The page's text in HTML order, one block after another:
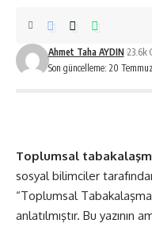
Son güncelleme: 20
Ahmet Taha AYDIN 23.6k
Toplumsal
sosyal bilimciler
“Toplumsal
anlatılmıştır. Bu yazının